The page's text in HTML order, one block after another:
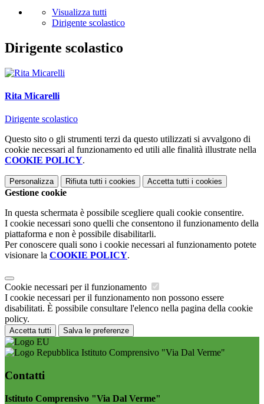
Visualizza tutti
Dirigente scolastico
Dirigente scolastico
Rita Micarelli
Dirigente scolastico
Questo sito o gli strumenti terzi da questo utilizzati si avvalgono di
cookie necessari al funzionamento ed utili alle finalità illustrate nella
COOKIE POLICY.
Personalizza Rifiuta tutti i cookies Accetta tutti i cookies
Gestione cookie
In questa schermata è possibile scegliere quali cookie consentire.
I cookie necessari sono quelli che consentono il funzionamento della
piattaforma e non è possibile disabilitarli.
Per conoscere quali sono i cookie necessari al funzionamento potete
visionare la COOKIE POLICY.
Cookie necessari per il funzionamento
I cookie necessari per il funzionamento non possono essere
disabilitati. È possibile consultare l'elenco nella pagina della cookie
policy.
Accetta tutti Salva le preferenze
Istituto Comprensivo "Via Dal Verme"
Contatti
Istituto Comprensivo "Via Dal Verme"